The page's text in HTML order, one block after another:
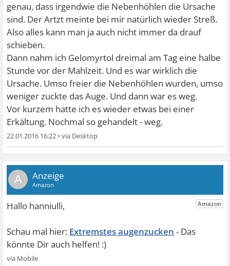
genau, dass irgendwie die Nebenhöhlen die Ursache
sind. Der Artzt meinte bei mir natürlich wieder Streß.
Also alles kann man ja auch nicht immer da drauf
schieben.
Dann nahm ich Gelomyrtol dreimal am Tag eine halbe
Stunde vor der Mahlzeit. Und es war wirklich die
Ursache. Umso freier die Nebenhöhlen wurden, umso
weniger zuckte das Auge. Und dann war es weg.
Vor kurzem hatte ich es wieder etwas bei einer
Erkältung. Nochmal so gehandelt - weg.
22.01.2016 16:22 •
A
Extremstes augenzucken